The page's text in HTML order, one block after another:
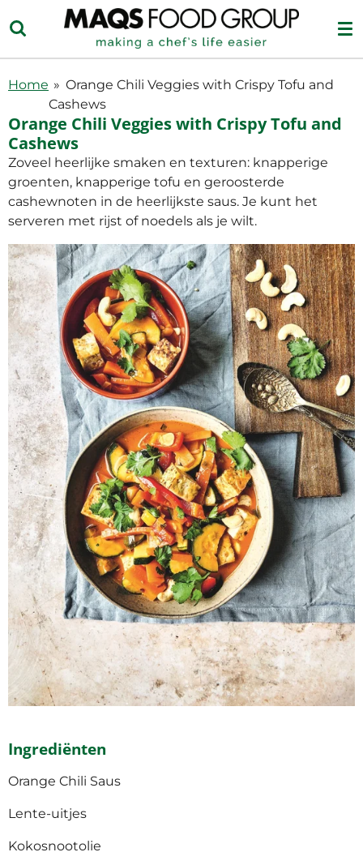
direct
naar
hoofdinhoud
Home » Orange Chili Veggies with Crispy Tofu and
Cashews
Orange Chili Veggies with Crispy Tofu and
Cashews
Zoveel heerlijke smaken en texturen: knapperige
groenten, knapperige tofu en geroosterde
cashewnoten in de heerlijkste saus. Je kunt het
serveren met rijst of noedels als je wilt.
Ingrediënten
Orange Chili Saus
Lente-uitjes
Kokosnootolie